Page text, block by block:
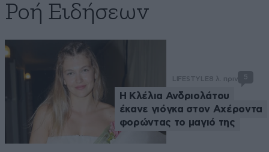
Ροή Ειδήσεων
LIFESTYLE8 λ. πριν 5
Η Κλέλια Ανδριολάτου
έκανε γιόγκα στον Αχέροντα
φορώντας το μαγιό της